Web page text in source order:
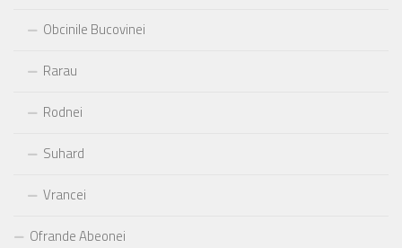
Obcinile Bucovinei
Rarau
Rodnei
Suhard
Vrancei
Ofrande Abeonei